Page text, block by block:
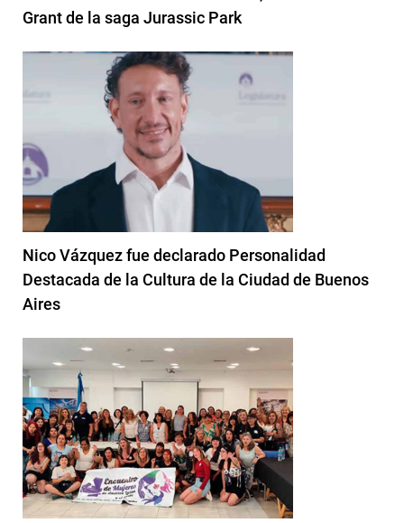
Grant de la saga Jurassic Park
Nico Vázquez fue declarado Personalidad
Destacada de la Cultura de la Ciudad de Buenos
Aires